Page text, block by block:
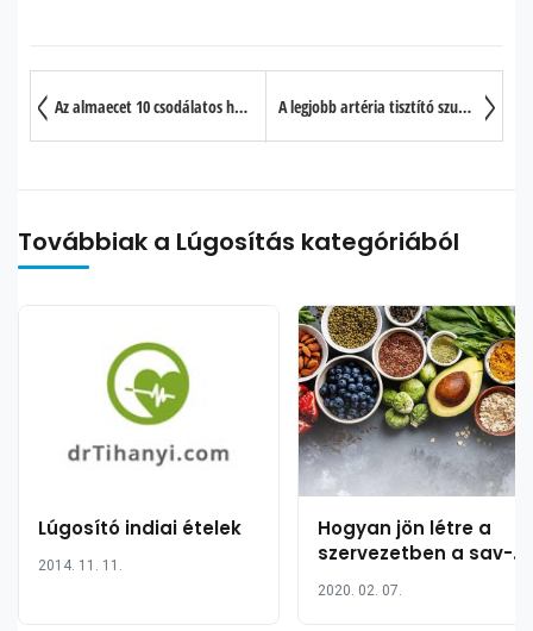
Az almaecet 10 csodálatos hatása szervezetünkre A legjobb artéria tisztító szuper táplálékok
Továbbiak a Lúgosítás kategóriából
Lúgosító indiai ételek
2014. 11. 11.
Hogyan jön létre a
szervezetben a sav-
2020. 02. 07.